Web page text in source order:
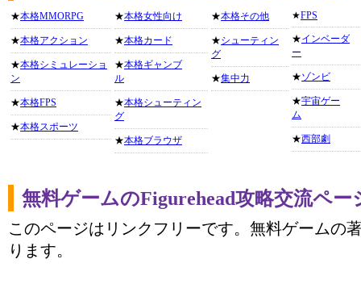
★本格MMORPG
★本格アクション
★本格シミュレーショ
ン
★本格FPS
★本格スポーツ
★本格女性向け
★本格カード
★本格ギャンブ
ル
★本格シューティン
グ
★本格ブラウザ
★本格その他
★シューティン
グ
★集中力
★FPS
★インベーダ
ー
★ゾンビ
★宇宙ゲー
ム
★西部劇
無料ゲームのFigurehead攻略交流ペ
このページはリンクフリーです。無料ゲームの
ります。